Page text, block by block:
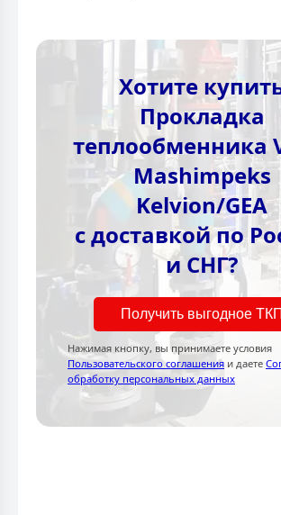
Хотите
Прокладка
теплообменника
Mashimpeks
Kelvion/GEA
с доставкой по
и СНГ?
Получить выгодное ТКП
Нажимая кнопку, вы принимаете условия
Пользовательского соглашения и даете
обработку персональных данных